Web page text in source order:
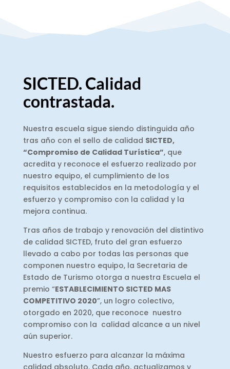
SICTED. Calidad
contrastada.
Nuestra escuela sigue siendo distinguida año
tras año con el sello de calidad SICTED,
“Compromiso de Calidad Turística”, que
acredita y reconoce el esfuerzo realizado por
nuestro equipo, el cumplimiento de los
requisitos establecidos en la metodología y el
esfuerzo y compromiso con la calidad y la
mejora continua.
Tras años de trabajo y renovación del distintivo
de calidad SICTED, fruto del gran esfuerzo
llevado a cabo por todas las personas que
componen nuestro equipo, la Secretaria de
Estado de Turismo otorga a nuestra Escuela el
premio “ESTABLECIMIENTO SICTED MAS
COMPETITIVO 2020”, un logro colectivo,
otorgado en 2020, que reconoce nuestro
compromiso con la calidad alcance a un nivel
aún superior.
Nuestro esfuerzo para alcanzar la máxima
calidad absoluto. Cada año, actualizamos y